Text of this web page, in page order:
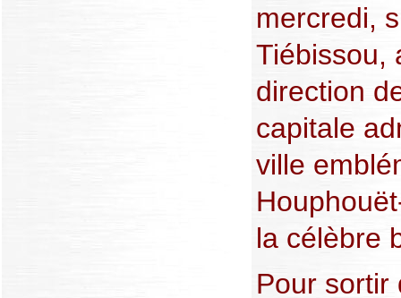
mercredi,
Tiébissou,
direction
capitale
ville
la célèbre
Pour sortir